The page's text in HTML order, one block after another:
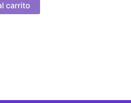
carrito